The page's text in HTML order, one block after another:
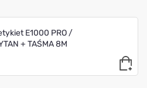
E1000 PRO /
+ TAŚMA 8M